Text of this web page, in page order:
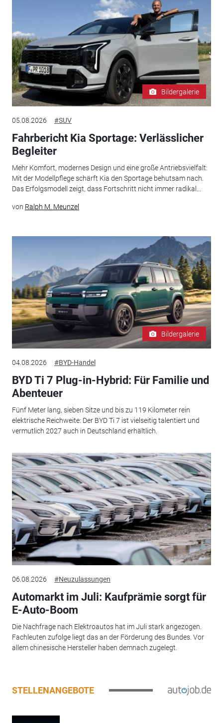
Bildergalerie
05.08.2026 #SUV
Fahrbericht Kia Sportage: Verlässlicher
Begleiter
Mehr Komfort, modernes Design und eine große Antriebsvielfalt:
Mit der Modellpflege schärft Kia den Sportage behutsam nach.
Das Erfolgsmodell zeigt, dass Fortschritt nicht immer radikal...
von Ralph M. Meunzel
Bildergalerie
04.08.2026 #BYD-Handel
BYD Ti 7 Plug-in-Hybrid: Für Familie und
Abenteuer
Fünf Meter lang, sieben Sitze und bis zu 119 Kilometer rein
elektrische Reichweite: Der BYD Ti 7 ist vielseitig talentiert und
vermutlich 2027 auch in Deutschland erhältlich.
06.08.2026 #Neuzulassungen
Automarkt im Juli: Kaufprämie sorgt für
E-Auto-Boom
Die Nachfrage nach Elektroautos hat im Juli stark angezogen.
Fachleuten zufolge liegt das an der Förderung des Bundes. Vor
allem chinesische Hersteller haben demnach zugelegt.
STELLENANGEBOTE